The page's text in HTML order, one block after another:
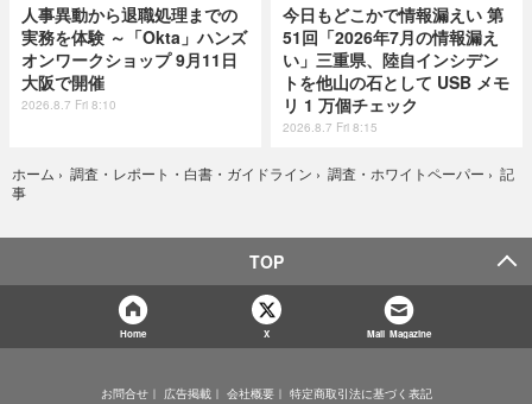
人事異動から退職処理までの
実務を体験 ～「Okta」ハンズ
オンワークショップ 9月11日
大阪で開催
2026.8.7 Fri 8:10
今日もどこかで情報漏えい 第
51回「2026年7月の情報漏え
い」三重県、陸自インシデン
トを他山の石として USB メモ
リ 1 万個チェック
2026.8.7 Fri 8:15
ホーム › 調査・レポート・白書・ガイドライン › 調査・ホワイトペーパー › 記
事
TOP
Home X Mail Magazine
お問合せ 広告掲載 会社概要
特定商取引法に基づく表記